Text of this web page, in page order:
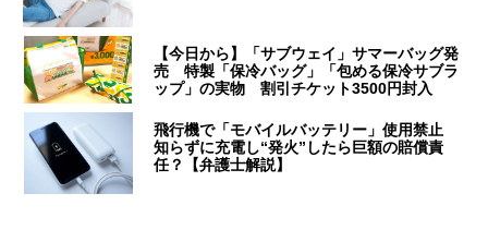
【今日から】「サブウェイ」サマーバッグ発
売 特製「保冷バッグ」「包める保冷サブラ
ップ」の実物 割引チケット3500円封入
飛行機で「モバイルバッテリー」使用禁止
知らずに充電し“発火”したら巨額の賠償責
任？【弁護士解説】